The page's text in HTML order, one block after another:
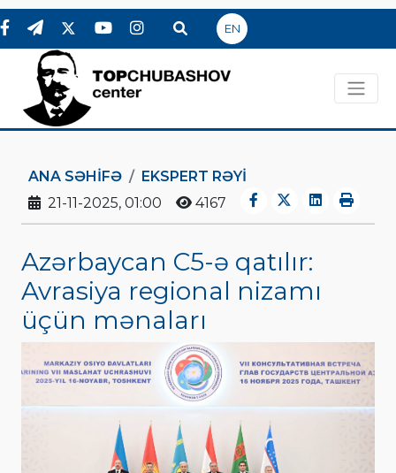
EN
ANA SƏHIFƏ
EKSPERT RƏYI
21-11-2025, 01:00
4167
Azərbaycan C5-ə qatılır:
Avrasiya regional nizamı
üçün mənaları